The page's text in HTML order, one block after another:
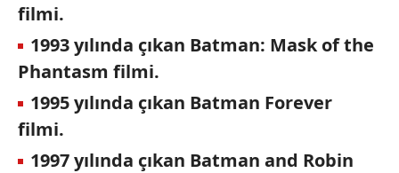
filmi.
1993 yılında çıkan Batman: Mask of the
Phantasm filmi.
1995 yılında çıkan Batman Forever
filmi.
1997 yılında çıkan Batman and Robin